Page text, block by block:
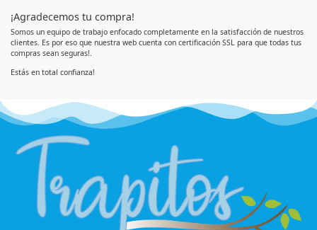
5
e
n
0
d
e
5
o
r
a
d
o
n
d
¡Agradecemos tu compra!
Somos un equipo de trabajo enfocado completamente en la satisfacción de nuestros
clientes. Es por eso que nuestra web cuenta con certificación SSL para que todas tus
compras sean seguras!.
Estás en total confianza!